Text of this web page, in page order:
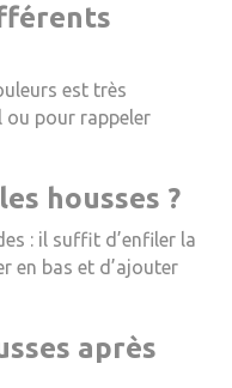
est très
ou pour rappeler
housses ?
: il suffit d’enfiler la
en bas et d’ajouter
après